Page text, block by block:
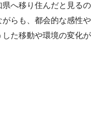
へ移り住んだと見るの
らも、都会的な感性や
た移動や環境の変化が